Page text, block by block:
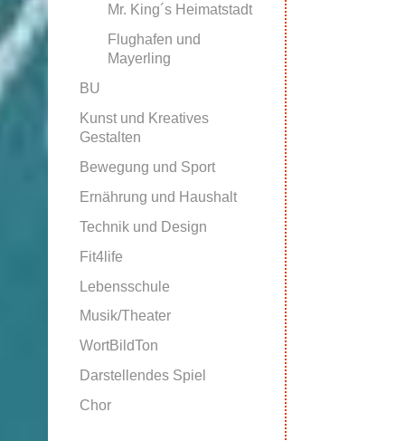
Mr. King´s Heimatstadt
Flughafen und
Mayerling
BU
Kunst und Kreatives
Gestalten
Bewegung und Sport
Ernährung und Haushalt
Technik und Design
Fit4life
Lebensschule
Musik/Theater
WortBildTon
Darstellendes Spiel
Chor